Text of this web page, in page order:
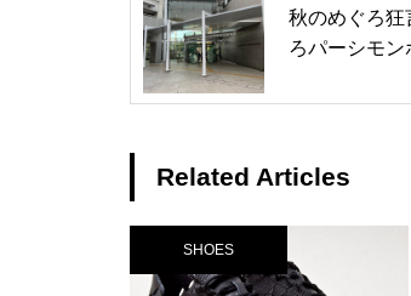
秋のめぐろ狂
ろパーシモン
Related Articles
SHOES